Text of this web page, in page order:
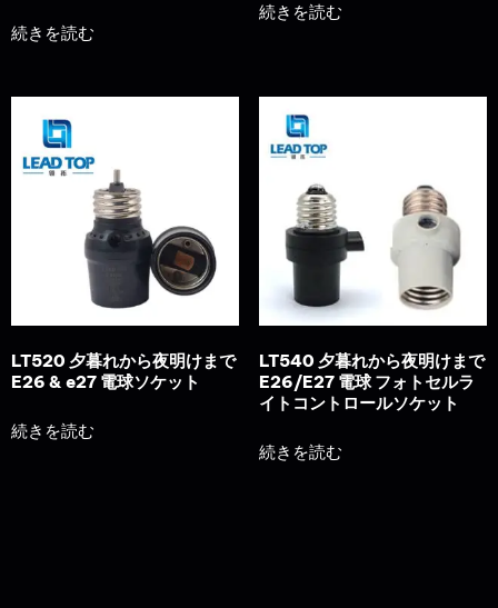
続きを読む
続きを読む
LT520 夕暮れから夜明けまで
E26 & e27 電球ソケット
続きを読む
LT540 夕暮れから夜明けまで
E26/E27 電球 フォトセルラ
イトコントロールソケット
続きを読む